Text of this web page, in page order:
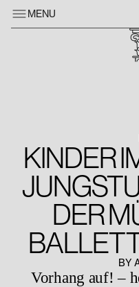
MENU
KINDER
DER
BY
Vorhang auf! –